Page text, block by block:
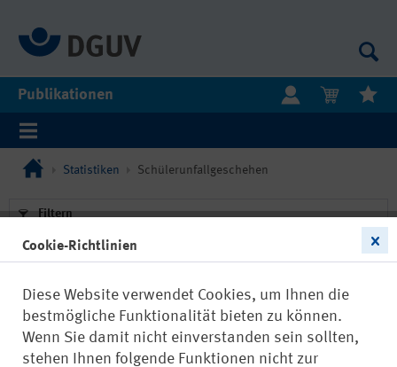
Publikationen
Statistiken Schülerunfallgeschehen
Filtern
22804
Cookie-Richtlinien
Diese Website verwendet Cookies, um Ihnen die
bestmögliche Funktionalität bieten zu können.
Wenn Sie damit nicht einverstanden sein sollten,
stehen Ihnen folgende Funktionen nicht zur